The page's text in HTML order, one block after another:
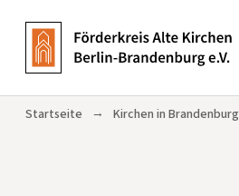
Startseite → Kirchen in Brandenburg